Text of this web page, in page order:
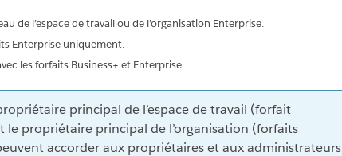
de l’espace de travail ou de l’organisation Enterprise.
Enterprise uniquement.
les forfaits Business+ et Enterprise.
principal de l’espace de travail (forfait
le propriétaire principal de l’organisation (forfaits
accorder aux propriétaires et aux administrateurs